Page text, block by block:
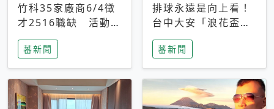
竹科35家廠商6/4徵
才2516職缺 活動當
天完成面試2家廠商
即可參加抽獎
蕃新聞
排球永遠是向上看！
台中大安「浪花盃」
沙排賽今日起跑 烈
日、海風、餐車派對
引爆海線初夏
蕃新聞